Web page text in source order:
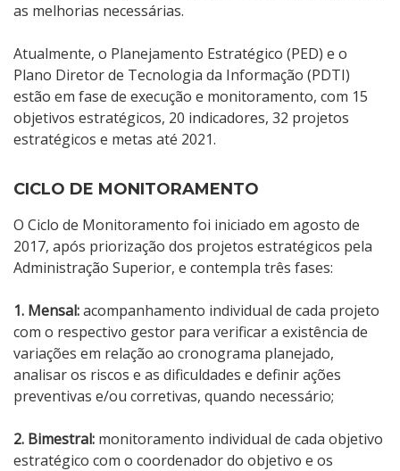
as melhorias necessárias.
Atualmente, o Planejamento Estratégico (PED) e o
Plano Diretor de Tecnologia da Informação (PDTI)
estão em fase de execução e monitoramento, com 15
objetivos estratégicos, 20 indicadores, 32 projetos
estratégicos e metas até 2021.
CICLO DE MONITORAMENTO
O Ciclo de Monitoramento foi iniciado em agosto de
2017, após priorização dos projetos estratégicos pela
Administração Superior, e contempla três fases:
1. Mensal:acompanhamento individual de cada projeto
com o respectivo gestor para verificar a existência de
variações em relação ao cronograma planejado,
analisar os riscos e as dificuldades e definir ações
preventivas e/ou corretivas, quando necessário;
2. Bimestral: monitoramento individual de cada objetivo
estratégico com o coordenador do objetivo e os